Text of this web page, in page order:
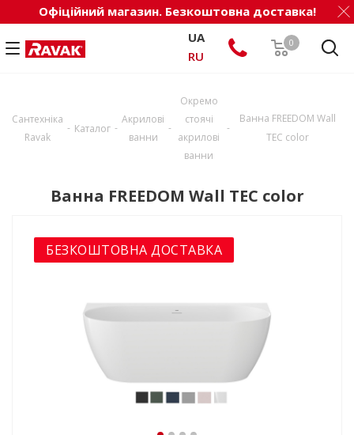
Офіційний магазин. Безкоштовна доставка!
0
UA
RU
Сантехніка
Ravak
- Каталог -
Акрилові
ванни
-
Окремо
стоячі
акрилові
ванни
-
Ванна FREEDOM Wall
TEC color
Ванна FREEDOM Wall TEC color
БЕЗКОШТОВНА ДОСТАВКА